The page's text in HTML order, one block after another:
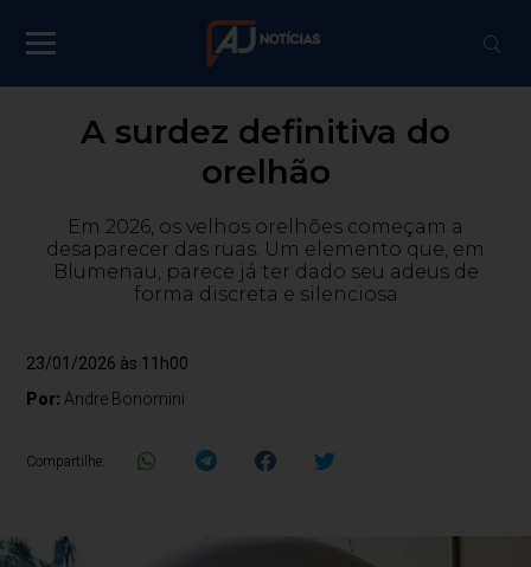
A surdez definitiva do
orelhão
Em 2026, os velhos orelhões começam a
desaparecer das ruas. Um elemento que, em
Blumenau, parece já ter dado seu adeus de
forma discreta e silenciosa
23/01/2026 às 11h00
Por: Andre Bonomini
Compartilhe: